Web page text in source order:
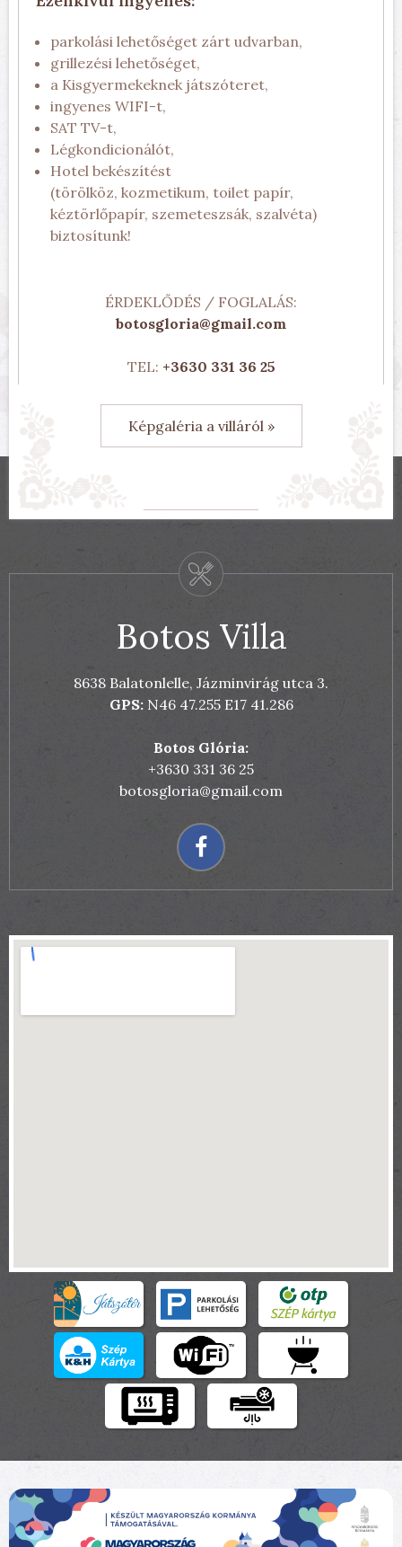
parkolási lehetőséget zárt udvarban,
grillezési lehetőséget,
a Kisgyermekeknek játszóteret,
ingyenes WIFI-t,
SAT TV-t,
Légkondicionálót,
Hotel bekészítést
(törölköz, kozmetikum, toilet papír,
kéztörlőpapír, szemeteszsák, szalvéta)
biztosítunk!
ÉRDEKLŐDÉS / FOGLALÁS:
botosgloria@gmail.com
TEL: +3630 331 36 25
Képgaléria a villáról »
Botos Villa
8638 Balatonlelle, Jázminvirág utca 3.
GPS:N46 47.255 E17 41.286
Botos Glória:
+3630 331 36 25
botosgloria@gmail.com